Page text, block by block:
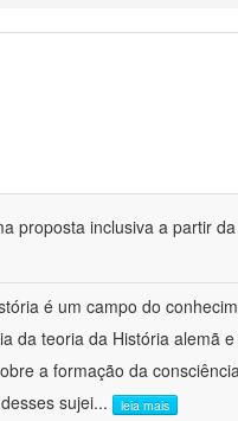
proposta inclusiva a partir
é um campo do
da teoria da História alemã
a formação da
sujei... leia mais